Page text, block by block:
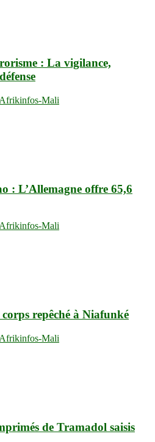
: La vigilance,
Afrikinfos-Mali
: L’Allemagne offre 65,6
Afrikinfos-Mali
repêché à Niafunké
Afrikinfos-Mali
de Tramadol saisis